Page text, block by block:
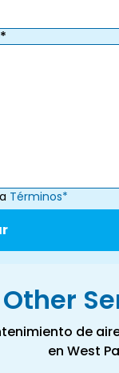
Términos*
Other
de
en West